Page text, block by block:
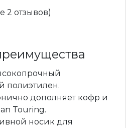
2 отзывов)
полиэтилен.
дополняет кофр и
Touring.
носик для